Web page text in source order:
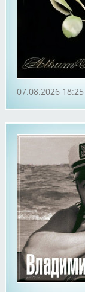
07.08.2026 18:25